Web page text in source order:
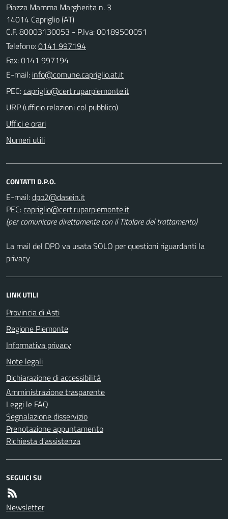
Piazza Mamma Margherita n. 3
14014 Capriglio (AT)
C.F. 80003130053 - P.Iva: 00189500051
Telefono:0141 997194
Fax: 0141 997194
E-mail:
PEC:
URP (ufficio relazioni col pubblico)
Uffici e orari
Numeri utili
CONTATTI D.P.O.
E-mail:
PEC:
(per comunicare direttamente con il Titolare del trattamento)
La mail del DPO va usata SOLO per questioni riguardanti la
privacy
LINK UTILI
Provincia di Asti
Regione Piemonte
Informativa privacy
Note legali
Dichiarazione di accessibilità
Amministrazione trasparente
Leggi le FAQ
Segnalazione disservizio
Prenotazione appuntamento
Richiesta d'assistenza
SEGUICI SU
Newsletter